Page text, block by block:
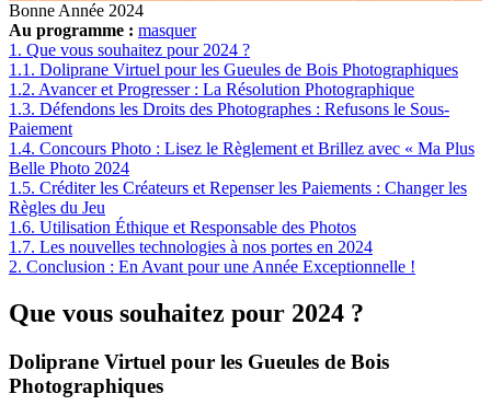
Bonne Année 2024
Au programme : masquer
1. Que vous souhaitez pour 2024 ?
1.1. Doliprane Virtuel pour les Gueules de Bois Photographiques
1.2. Avancer et Progresser : La Résolution Photographique
1.3. Défendons les Droits des Photographes : Refusons le Sous-
Paiement
1.4. Concours Photo : Lisez le Règlement et Brillez avec « Ma Plus
Belle Photo 2024
1.5. Créditer les Créateurs et Repenser les Paiements : Changer les
Règles du Jeu
1.6. Utilisation Éthique et Responsable des Photos
1.7. Les nouvelles technologies à nos portes en 2024
2. Conclusion : En Avant pour une Année Exceptionnelle !
Que vous souhaitez pour 2024 ?
Doliprane Virtuel pour les Gueules de Bois
Photographiques